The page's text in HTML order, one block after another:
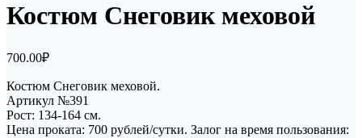
Костюм Снеговик меховой
700.00₽
Костюм Снеговик меховой.
Артикул №391
Рост: 134-164 см.
Цена проката: 700 рублей/сутки. Залог на время пользования: